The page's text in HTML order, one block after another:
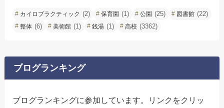
カイロプラクティック (2) 保育園 (1) 公園 (25) 図書館 (22)
整体 (6) 美術館 (1) 銭湯 (1) 高校 (3362)
ブログランキング
ブログランキングに参加しています。リンクをクリッ